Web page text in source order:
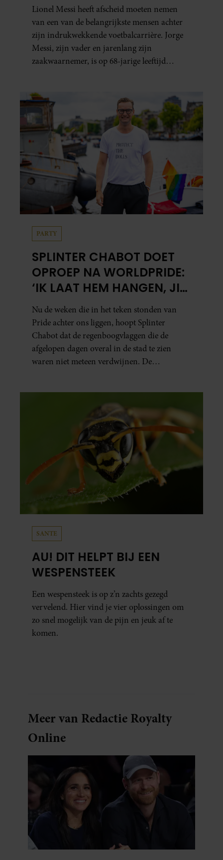
Lionel Messi heeft afscheid moeten nemen
van een van de belangrijkste mensen achter
zijn indrukwekkende voetbalcarrière. Jorge
Messi, zijn vader en jarenlang zijn
zaakwaarnemer, is op 68-jarige leeftijd
PARTY
SPLINTER CHABOT DOET
OPROEP NA WORLDPRIDE:
‘IK LAAT HEM HANGEN, JIJ
HOPELIJK OOK’
Nu de weken die in het teken stonden van
Pride achter ons liggen, hoopt Splinter
Chabot dat de regenboogvlaggen die de
afgelopen dagen overal in de stad te zien
waren niet meteen verdwijnen. De
SANTE
AU! DIT HELPT BIJ EEN
WESPENSTEEK
Een wespensteek is op z’n zachts gezegd
vervelend. Hier vind je vier oplossingen om
zo snel mogelijk van de pijn en jeuk af te
komen.
Meer van Redactie Royalty
Online